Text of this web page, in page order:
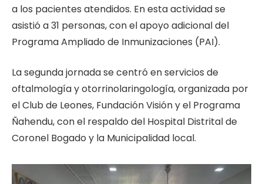
a los pacientes atendidos. En esta actividad se
asistió a 31 personas, con el apoyo adicional del
Programa Ampliado de Inmunizaciones (PAI).
La segunda jornada se centró en servicios de
oftalmología y otorrinolaringología, organizada por
el Club de Leones, Fundación Visión y el Programa
Ñahendu, con el respaldo del Hospital Distrital de
Coronel Bogado y la Municipalidad local.